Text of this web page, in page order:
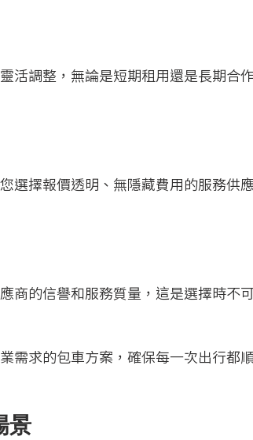
活調整，無論是短期租用還是長期合
選擇報價透明、無隱藏費用的服務供
商的信譽和服務質量，這是選擇時不
需求的包車方案，確保每一次出行都
景